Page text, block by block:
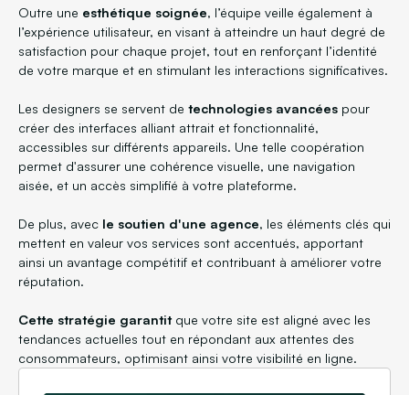
Outre une esthétique soignée, l’équipe veille également à
l’expérience utilisateur, en visant à atteindre un haut degré de
satisfaction pour chaque projet, tout en renforçant l’identité
de votre marque et en stimulant les interactions significatives.
Les designers se servent de technologies avancées pour
créer des interfaces alliant attrait et fonctionnalité,
accessibles sur différents appareils. Une telle coopération
permet d'assurer une cohérence visuelle, une navigation
aisée, et un accès simplifié à votre plateforme.
De plus, avec le soutien d'une agence, les éléments clés qui
mettent en valeur vos services sont accentués, apportant
ainsi un avantage compétitif et contribuant à améliorer votre
réputation.
Cette stratégie garantitque votre site est aligné avec les
tendances actuelles tout en répondant aux attentes des
consommateurs, optimisant ainsi votre visibilité en ligne.